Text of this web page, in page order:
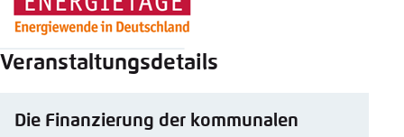
Veranstaltungsdetails
Die Finanzierung der kommunalen